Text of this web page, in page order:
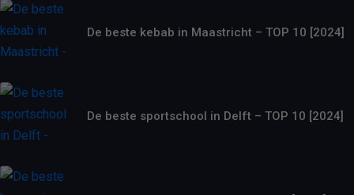
De beste kebab in Maastricht – TOP 10 [2024]
De beste sportschool in Delft – TOP 10 [2024]